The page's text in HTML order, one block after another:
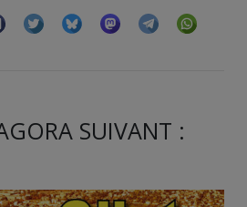
SUIVANT :